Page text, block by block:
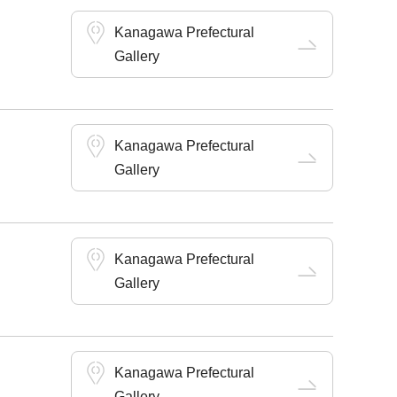
Kanagawa Prefectural
Gallery
Kanagawa Prefectural
Gallery
Kanagawa Prefectural
Gallery
Kanagawa Prefectural